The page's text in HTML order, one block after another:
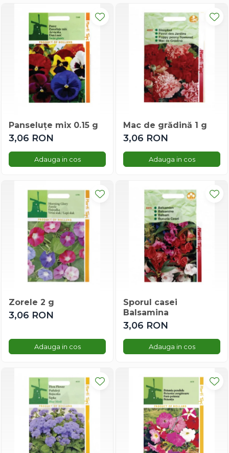
Busuioc
Castraveti
Cimbru
Dovleac/dovlecel
Leustean
Spanac
Tomate
Vinete
Vinete
Legume și fructe
Busuioc
Castraveti
Ceapa
Cimbru
Conopida
Dovleac/dovlecel
Fasole
Leustean
Marar
Patrunjel
Pepene
Porumb Dulce
Brocoli
Panseluțe mix 0.15 g
3,06 RON
Adauga in cos
Mac de grădină 1 g
3,06 RON
Adauga in cos
Zorele 2 g
3,06 RON
Adauga in cos
Sporul casei
Balsamina
3,06 RON
Adauga in cos